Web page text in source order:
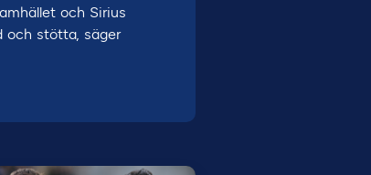
och Sirius
och stötta, säger